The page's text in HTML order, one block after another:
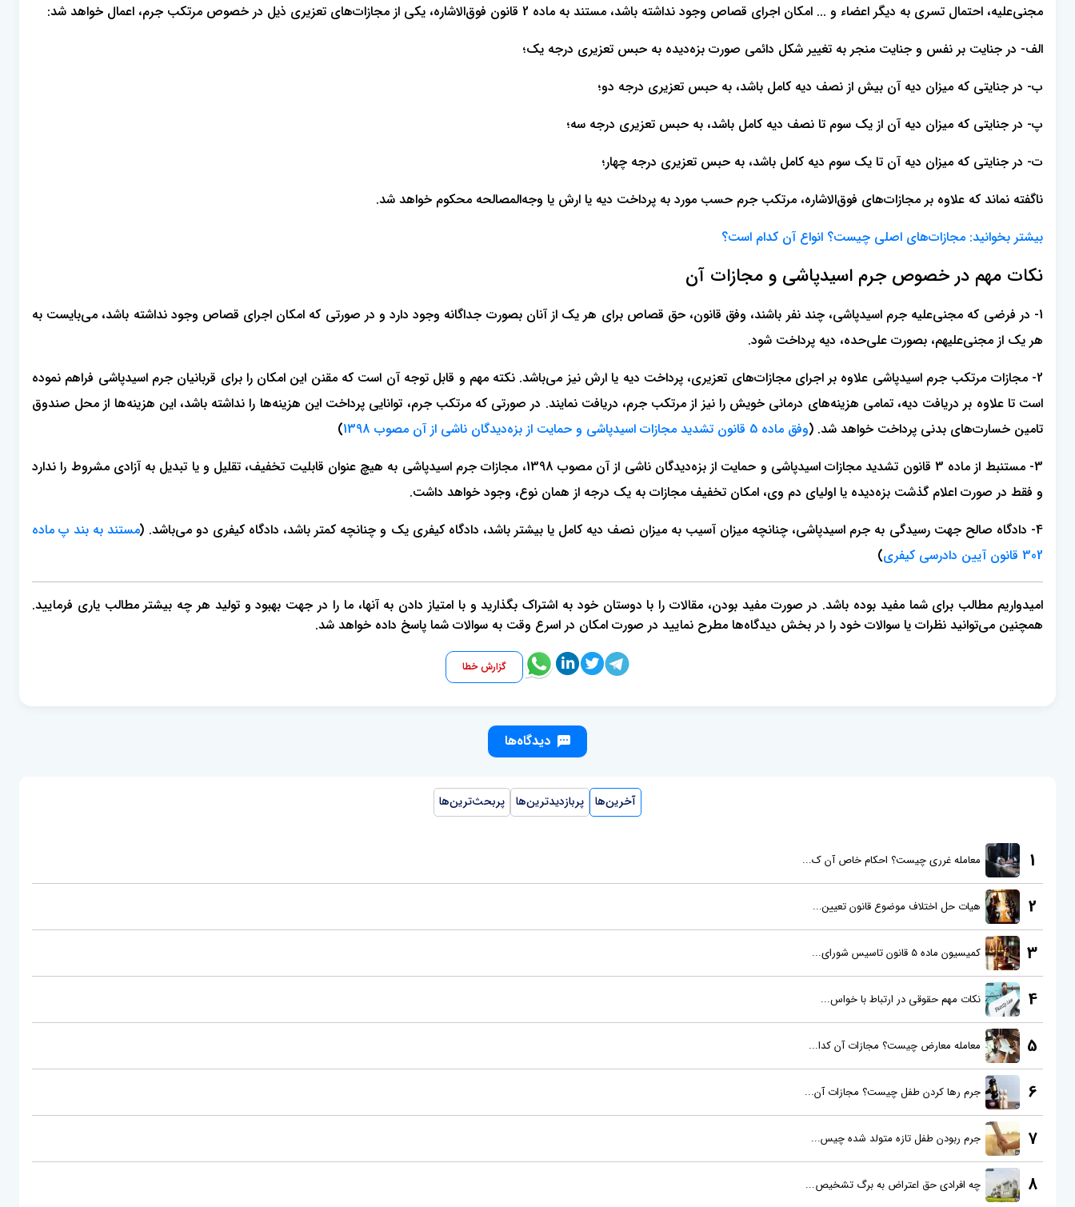
مجنی‌علیه، احتمال تسری به دیگر اعضاء و ... امکان اجرای قصاص وجود نداشته باشد، مستند به ماده 2 قانون فوق‌الاشاره، یکی از مجازات‌های تعزیری ذیل در خصوص مرتکب جرم، اعمال خواهد شد:
الف- در جنایت بر نفس و جنایت منجر به تغییر شکل دائمی صورت بزه‌دیده به حبس تعزیری درجه یک؛
ب- در جنایتی که میزان دیه آن بیش از نصف دیه کامل باشد، به حبس تعزیری درجه دو؛
پ- در جنایتی که میزان دیه آن از یک سوم تا نصف دیه کامل باشد، به حبس تعزیری درجه سه؛
ت- در جنایتی که میزان دیه آن تا یک سوم دیه کامل باشد، به حبس تعزیری درجه چهار؛
ناگفته نماند که علاوه بر مجازات‌های فوق‌الاشاره، مرتکب جرم حسب مورد به پرداخت دیه یا ارش یا وجه‌المصالحه محکوم خواهد شد.
بیشتر بخوانید: مجازات‌های اصلی چیست؟ انواع آن کدام است؟
نکات مهم در خصوص جرم اسیدپاشی و مجازات آن
1- در فرضی که مجنی‌علیه جرم اسیدپاشی، چند نفر باشند، وفق قانون، حق قصاص برای هر یک از آنان بصورت جداگانه وجود دارد و در صورتی که امکان اجرای قصاص وجود نداشته باشد، می‌بایست به
هر یک از مجنی‌علیهم، بصورت علی‌حده، دیه پرداخت شود.
2- مجازات مرتکب جرم اسیدپاشی علاوه بر اجرای مجازات‌های تعزیری، پرداخت دیه یا ارش نیز می‌باشد. نکته مهم و قابل توجه آن است که مقنن این امکان را برای قربانیان جرم اسیدپاشی فراهم نموده
است تا علاوه بر دریافت دیه، تمامی هزینه‌های درمانی خویش را نیز از مرتکب جرم، دریافت نمایند. در صورتی که مرتکب جرم، توانایی پرداخت این هزینه‌ها را نداشته باشد، این هزینه‌ها از محل صندوق
تامین خسارت‌های بدنی پرداخت خواهد شد. (وفق ماده 5 قانون تشدید مجازات اسیدپاشی و حمایت از بزه‌دیدگان ناشی از آن مصوب 1398
)
3- مستنبط از ماده 3 قانون تشدید مجازات اسیدپاشی و حمایت از بزه‌دیدگان ناشی از آن مصوب 1398، مجازات جرم اسیدپاشی به هیچ عنوان قابلیت تخفیف، تقلیل و‌ یا تبدیل به آزادی مشروط را ندارد
و فقط در صورت اعلام گذشت بزه‌دیده یا اولیای دم وی، امکان تخفیف مجازات به یک درجه از همان نوع، وجود خواهد داشت.
4- دادگاه صالح جهت رسیدگی به جرم اسیدپاشی، چنانچه میزان آسیب به میزان نصف دیه کامل یا بیشتر باشد، دادگاه کیفری یک و چنانچه کمتر باشد، دادگاه کیفری دو می‌باشد. (
مستند به بند پ ماده
302 قانون آیین دادرسی کیفری
)
امیدواریم مطالب برای شما مفید بوده باشد. در صورت مفید بودن، مقالات را با دوستان خود به اشتراک بگذارید و با امتیاز دادن به آنها، ما را در جهت بهبود و تولید هر چه بیشتر مطالب یاری فرمایید.
همچنین می‌توانید نظرات یا سوالات خود را در بخش دیدگاه‌ها مطرح نمایید در صورت امکان در اسرع وقت به سوالات شما پاسخ داده خواهد شد.
گزارش خطا
دیدگاه‌ها
آخرین‌ها پربازدیدترین‌ها پربحث‌ترین‌ها
1 معامله غرری چیست؟ احکام خاص آن ک...
2 هیات حل اختلاف موضوع قانون تعیین...
3 کمیسیون ماده 5 قانون تاسیس شورای...
4 نکات مهم حقوقی در ارتباط با خواس...
5 معامله معارض چیست؟ مجازات آن کدا...
6 جرم رها کردن طفل چیست؟ مجازات آن...
7 جرم ربودن طفل تازه متولد شده چیس...
8 چه افرادی حق اعتراض به برگ تشخیص...